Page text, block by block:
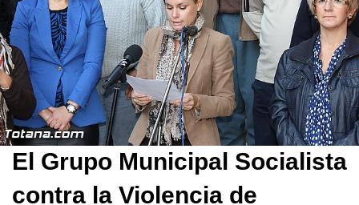
El Grupo Municipal Socialista
contra la Violencia de